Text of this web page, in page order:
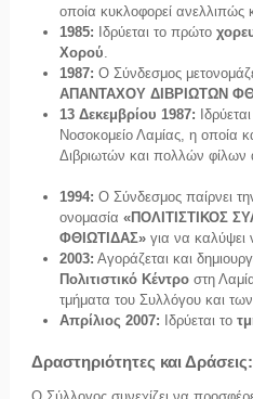
οποία κυκλοφορεί ανελλιπώς
1985: Ιδρύεται το πρώτο
Χορού
1987: Ο Σύνδεσμος
ΑΠΑΝΤΑΧΟΥ ΔΙΒΡΙΩΤΩΝ
13 Δεκεμβρίου 1987:
Νοσοκομείο Λαμίας, η οποία
Διβριωτών και πολλών φίλων
1994: Ο Σύνδεσμος παίρνει
ονομασία «ΠΟΛΙΤΙΣΤΙΚΟΣ
ΦΘΙΩΤΙΔΑΣ»για να καλύψει
2003: Αγοράζεται και
Πολιτιστικό Κέντροστη
τμήματα του Συλλόγου και
Απρίλιος 2007: Ιδρύεται το
Δραστηριότητες και Δράσεις:
Ο Σύλλογος συνεχίζει να